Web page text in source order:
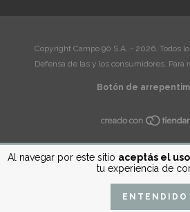
Al navegar por este sitio aceptás el
tu experiencia de
ENTENDIDO
Copyright Campo 90 S.A. - 2026. Todos
Defensa de las y los consumidores. Para
Botón de